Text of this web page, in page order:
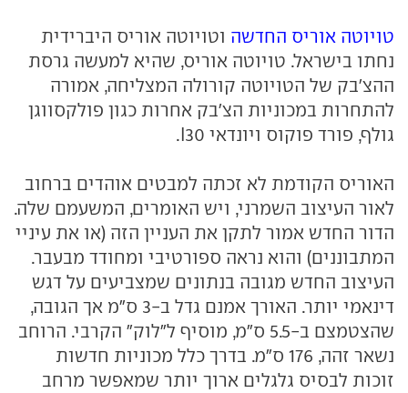
טויוטה אוריס החדשה וטויוטה אוריס היברידית
נחתו בישראל. טויוטה אוריס, שהיא למעשה גרסת
ההצ'בק של הטויוטה קורולה המצליחה, אמורה
להתחרות במכוניות הצ'בק אחרות כגון פולקסווגן
גולף, פורד פוקוס ויונדאי I30.
האוריס הקודמת לא זכתה למבטים אוהדים ברחוב
לאור העיצוב השמרני, ויש האומרים, המשעמם שלה.
הדור החדש אמור לתקן את העניין הזה (או את עיניי
המתבוננים) והוא נראה ספורטיבי ומחודד מבעבר.
העיצוב החדש מגובה בנתונים שמצביעים על דגש
דינאמי יותר. האורך אמנם גדל ב-3 ס"מ אך הגובה,
שהצטמצם ב-5.5 ס"מ, מוסיף ל"לוק" הקרבי. הרוחב
נשאר זהה, 176 ס"מ. בדרך כלל מכוניות חדשות
זוכות לבסיס גלגלים ארוך יותר שמאפשר מרחב